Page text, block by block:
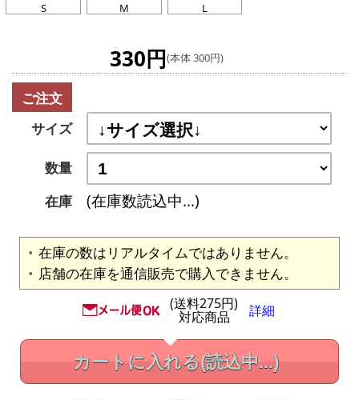
S M L
330円(本体 300円)
ご注文
サイズ
数量
在庫
(在庫数読込中...)
在庫の数はリアルタイムではありません。
店舗の在庫を通信販売で購入できません。
(送料275円)
対応商品 詳細
カートに入れる(読込中...)